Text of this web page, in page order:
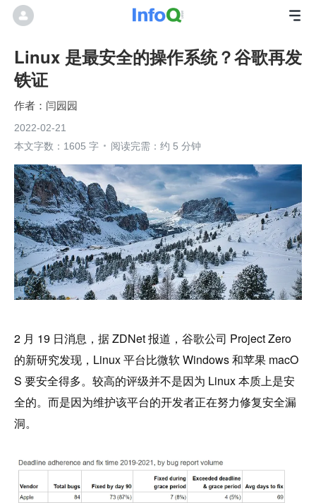
Linux 是最安全的操作系统？谷歌再发
铁证
闫园园
2022-02-21
本文字数：1605 字
阅读完需：约 5 分钟
2 月 19 日消息，据 ZDNet 报道，谷歌公司 Project Zero
的新研究发现，Linux 平台比微软 Windows 和苹果 macO
S 要安全得多。较高的评级并不是因为 Linux 本质上是安
全的。而是因为维护该平台的开发者正在努力修复安全漏
洞。